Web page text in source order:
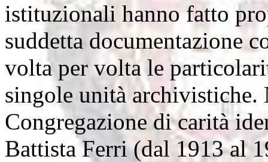
istituzionali hanno fatto
suddetta documentazione
volta per volta le
singole unità
Congregazione di carità
Battista Ferri (dal 1913 al